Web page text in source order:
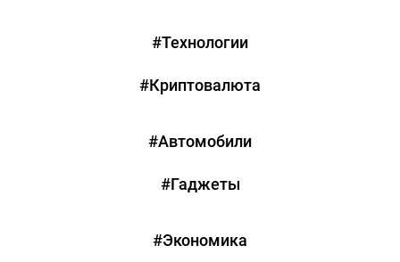
#Технологии
#Криптовалюта
#Автомобили
#Гаджеты
#Экономика